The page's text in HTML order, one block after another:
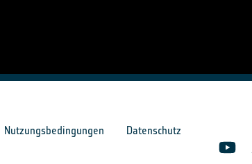
Nutzungsbedingungen Datenschutz